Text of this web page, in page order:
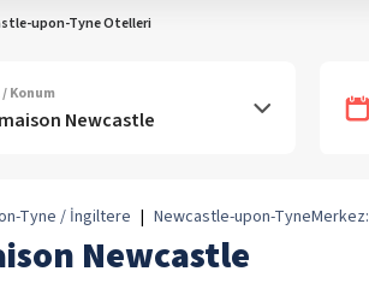
upon-Tyne Otelleri
Konum
Tyne / İngiltere | Newcastle-upon-TyneMerkez:
Newcastle